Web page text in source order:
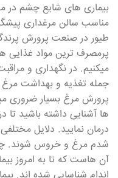
بیماری های شایع چشم در
مناسب سالن مرغداری
طیور در صنعت پرورش
پرمصرف ترین مواد غذایی
میکنیم. در نگهداری و
جمله تغذیه و بهداشت
پرورش مرغ بسیار ضروری
ها آشنایی داشته باشید
درمان نمایید. دلایل
شدم مرغ و خروس شوند.
آن هاست که تا به امروز